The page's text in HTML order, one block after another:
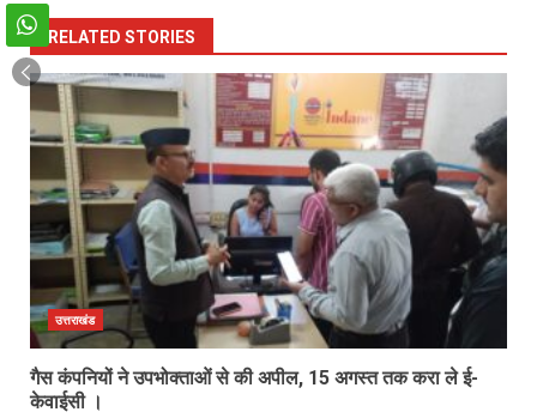
RELATED STORIES
उत्तराखंड
गैस कंपनियों ने उपभोक्ताओं से की अपील, 15 अगस्त तक करा ले ई-
केवाईसी ।